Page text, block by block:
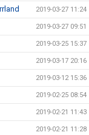
2019-03-27 11:24
2019-03-27 09:51
2019-03-25 15:37
2019-03-17 20:16
2019-03-12 15:36
2019-02-25 08:54
2019-02-21 11:43
2019-02-21 11:28